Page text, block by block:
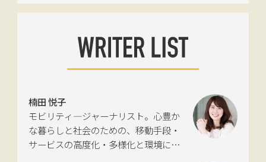
楠田 悦子
モビリティ―ジャーナリスト。心豊か
な暮らしと社会のための、移動手段・
サービスの高度化・多様化と環境につ